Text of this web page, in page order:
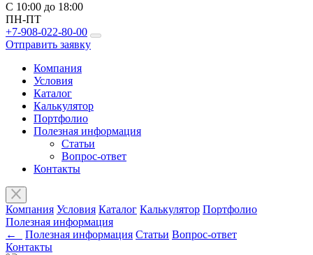
C 10:00 до 18:00
ПН-ПТ
+7-908-022-80-00
Отправить заявку
Компания
Условия
Каталог
Калькулятор
Портфолио
Полезная информация
Статьи
Вопрос-ответ
Контакты
Компания Условия Каталог Калькулятор Портфолио
Полезная информация
←
Полезная информация Статьи Вопрос-ответ
Контакты